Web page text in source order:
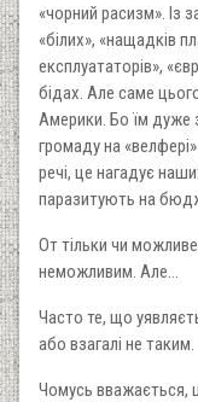
«чорний расизм». Із
«білих», «нащадків
експлуататорів»,
бідах. Але саме
Америки. Бо їм дуже
громаду на
речі, це нагадує
паразитують на
От тільки чи
неможливим. Але…
Часто те, що
або взагалі не таким.
Чомусь вважається,